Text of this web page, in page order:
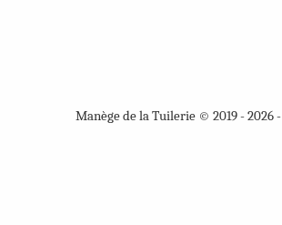
Manège de la Tuilerie © 2019 - 2026 -